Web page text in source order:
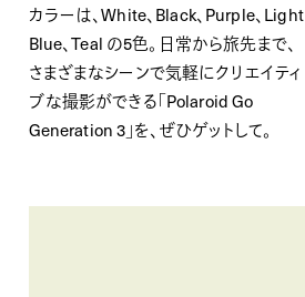
カラーは、White、Black、Purple、Light
Blue、Teal の5色。日常から旅先まで、
さまざまなシーンで気軽にクリエイティ
ブな撮影ができる「Polaroid Go
Generation 3」を、ぜひゲットして。